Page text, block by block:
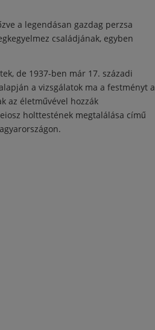
a legendásan gazdag perzsa
családjának, egyben
de 1937-ben már 17. századi
a vizsgálatok ma a festményt a
az életművével hozzák
holttestének megtalálása című